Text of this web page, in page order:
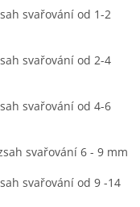
svařování od 1-2
svařování od 2-4
svařování od 4-6
svařování 6 - 9 mm
svařování od 9 -14